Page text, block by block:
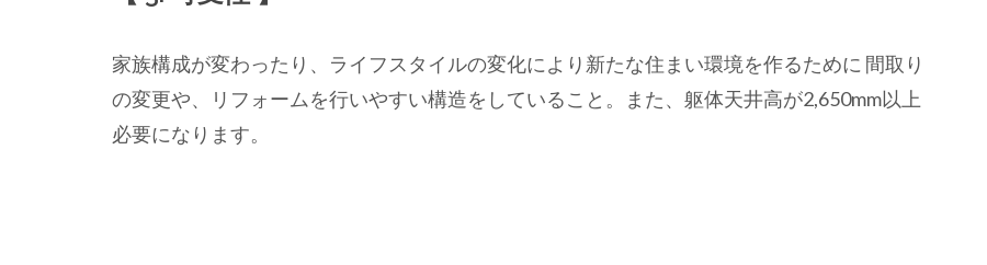
家族構成が変わったり、ライフスタイルの変化により新たな住まい環境を作るために 間取り
の変更や、リフォームを行いやすい構造をしていること。また、躯体天井高が2,650mm以上
必要になります。